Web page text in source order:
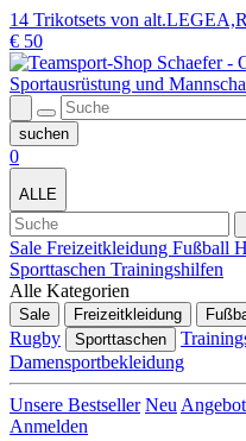
14 Trikotsets von
€ 50
0
ALLE
Sale Freizeitkleidung Fußball
Sporttaschen Trainingshilfen
Alle Kategorien
Sale Freizeitkleidung
Rugby
Sporttaschen
Damensportbekleidung
Unsere Bestseller Neu
Anmelden